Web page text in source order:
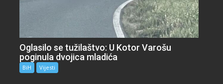
Oglasilo se tužilaštvo: U Kotor Varošu
poginula dvojica mladića
BiH Vijesti